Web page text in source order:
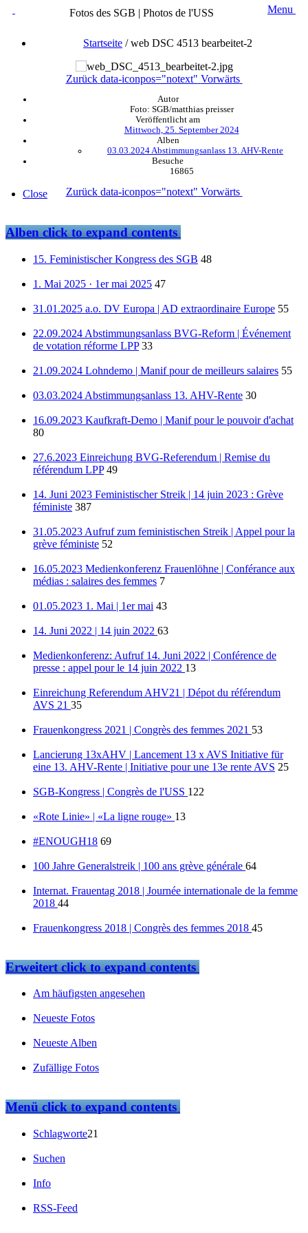
Fotos des SGB | Photos de l'USS Menu
Startseite /web DSC 4513 bearbeitet-2
Zurück data-iconpos="notext" Vorwärts
Autor
Foto: SGB/matthias preisser
Veröffentlicht am
Mittwoch, 25. September 2024
Alben
03.03.2024 Abstimmungsanlass 13. AHV-Rente
Besuche
16865
Zurück data-iconpos="notext" Vorwärts
Close
Albenclick to expand contents
15. Feministischer Kongress des SGB 48
1. Mai 2025 · 1er mai 2025 47
31.01.2025 a.o. DV Europa | AD extraordinaire Europe 55
22.09.2024 Abstimmungsanlass BVG-Reform | Événement
de votation réforme LPP 33
21.09.2024 Lohndemo | Manif pour de meilleurs salaires 55
03.03.2024 Abstimmungsanlass 13. AHV-Rente 30
16.09.2023 Kaufkraft-Demo | Manif pour le pouvoir d'achat
80
27.6.2023 Einreichung BVG-Referendum | Remise du
référendum LPP 49
14. Juni 2023 Feministischer Streik | 14 juin 2023 : Grève
féministe 387
31.05.2023 Aufruf zum feministischen Streik | Appel pour la
grève féministe 52
16.05.2023 Medienkonferenz Frauenlöhne | Conférance aux
médias : salaires des femmes 7
01.05.2023 1. Mai | 1er mai 43
14. Juni 2022 | 14 juin 2022 63
Medienkonferenz: Aufruf 14. Juni 2022 | Conférence de
presse : appel pour le 14 juin 2022 13
Einreichung Referendum AHV21 | Dépot du référendum
AVS 21 35
Frauenkongress 2021 | Congrès des femmes 2021 53
Lancierung 13xAHV | Lancement 13 x AVS Initiative für
eine 13. AHV-Rente | Initiative pour une 13e rente AVS 25
SGB-Kongress | Congrès de l'USS 122
«Rote Linie» | «La ligne rouge» 13
#ENOUGH18 69
100 Jahre Generalstreik | 100 ans grève générale 64
Internat. Frauentag 2018 | Journée internationale de la femme
2018 44
Frauenkongress 2018 | Congrès des femmes 2018 45
Erweitertclick to expand contents
Am häufigsten angesehen
Neueste Fotos
Neueste Alben
Zufällige Fotos
Menüclick to expand contents
Schlagworte21
Suchen
Info
RSS-Feed